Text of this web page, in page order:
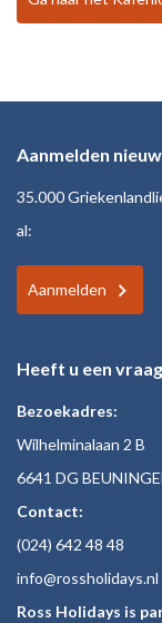
Aanmelden
35.000
al:
Aanmelden
Heeft u een
Bezoekadres:
Wilhelminalaan 2 B
6641 DG
Contact:
(024) 642 48 48
info@rossholidays.nl
Ross Holidays is